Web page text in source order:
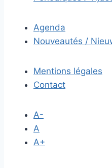
Agenda
Nouveautés /
Mentions légales
Contact
A-
A
A+